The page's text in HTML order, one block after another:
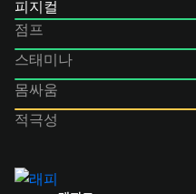
피지컬
점프
스태미나
몸싸움
적극성